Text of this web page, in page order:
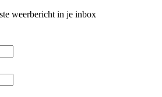
weerbericht in je inbox